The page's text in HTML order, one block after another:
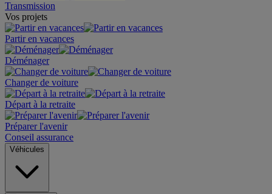
Transmission
Vos projets
Partir en vacances
Déménager
Changer de voiture
Départ à la retraite
Préparer l'avenir
Conseil assurance
Véhicules